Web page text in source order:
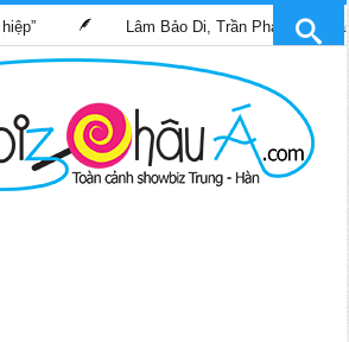
Lâm Bảo Di, Trần Pháp Dung tái